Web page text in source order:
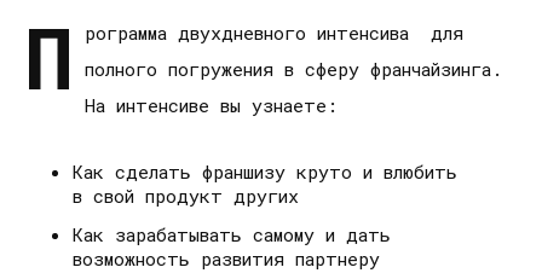
П
рограмма двухдневного интенсива для
полного погружения в сферу франчайзинга.
На интенсиве вы узнаете:
Как сделать франшизу круто и влюбить
в свой продукт других
Как зарабатывать самому и дать
возможность развития партнеру